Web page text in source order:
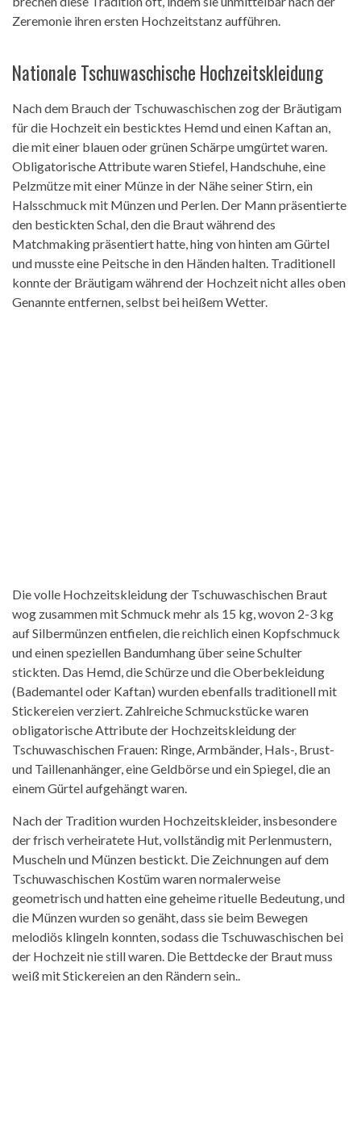
Zeremonie ihren ersten Hochzeitstanz aufführen.
Nationale Tschuwaschische Hochzeitskleidung
Nach dem Brauch der Tschuwaschischen zog der Bräutigam
für die Hochzeit ein besticktes Hemd und einen Kaftan an,
die mit einer blauen oder grünen Schärpe umgürtet waren.
Obligatorische Attribute waren Stiefel, Handschuhe, eine
Pelzmütze mit einer Münze in der Nähe seiner Stirn, ein
Halsschmuck mit Münzen und Perlen. Der Mann präsentierte
den bestickten Schal, den die Braut während des
Matchmaking präsentiert hatte, hing von hinten am Gürtel
und musste eine Peitsche in den Händen halten. Traditionell
konnte der Bräutigam während der Hochzeit nicht alles oben
Genannte entfernen, selbst bei heißem Wetter.
Die volle Hochzeitskleidung der Tschuwaschischen Braut
wog zusammen mit Schmuck mehr als 15 kg, wovon 2-3 kg
auf Silbermünzen entfielen, die reichlich einen Kopfschmuck
und einen speziellen Bandumhang über seine Schulter
stickten. Das Hemd, die Schürze und die Oberbekleidung
(Bademantel oder Kaftan) wurden ebenfalls traditionell mit
Stickereien verziert. Zahlreiche Schmuckstücke waren
obligatorische Attribute der Hochzeitskleidung der
Tschuwaschischen Frauen: Ringe, Armbänder, Hals-, Brust-
und Taillenanhänger, eine Geldbörse und ein Spiegel, die an
einem Gürtel aufgehängt waren.
Nach der Tradition wurden Hochzeitskleider, insbesondere
der frisch verheiratete Hut, vollständig mit Perlenmustern,
Muscheln und Münzen bestickt. Die Zeichnungen auf dem
Tschuwaschischen Kostüm waren normalerweise
geometrisch und hatten eine geheime rituelle Bedeutung, und
die Münzen wurden so genäht, dass sie beim Bewegen
melodiös klingeln konnten, sodass die Tschuwaschischen bei
der Hochzeit nie still waren. Die Bettdecke der Braut muss
weiß mit Stickereien an den Rändern sein..